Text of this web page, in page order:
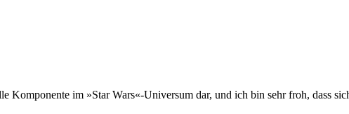
Komponente im »Star Wars«-Universum dar, und ich bin sehr froh, dass